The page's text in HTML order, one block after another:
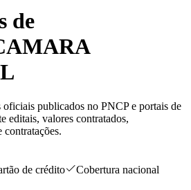
de
publicados no PNCP e portais de
editais, valores contratados,
contratações.
de crédito
Cobertura nacional